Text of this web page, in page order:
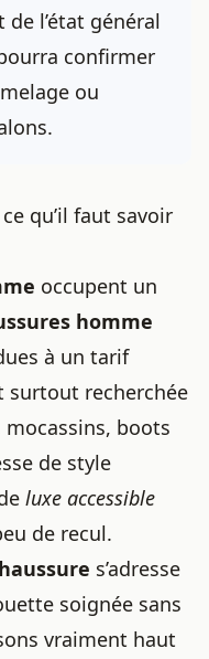
l’état général
confirmer
ou
qu’il faut savoir
occupent un
homme
à un tarif
surtout recherchée
mocassins, boots
de style
luxe accessible
de recul.
s’adresse
soignée sans
vraiment haut